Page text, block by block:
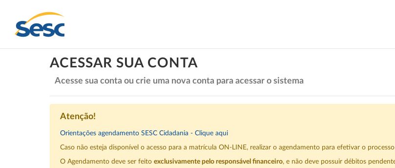
ACESSAR SUA CONTA
Acesse sua conta ou crie uma nova conta para acessar o sistema
Atenção!
Orientações agendamento SESC Cidadania - Clique aqui
Caso não esteja disponível o acesso para a matrícula ON-LINE, realizar o agendamento para efetivar o
O Agendamento deve ser feito exclusivamente pelo responsável financeiro, e não deve possuir débitos